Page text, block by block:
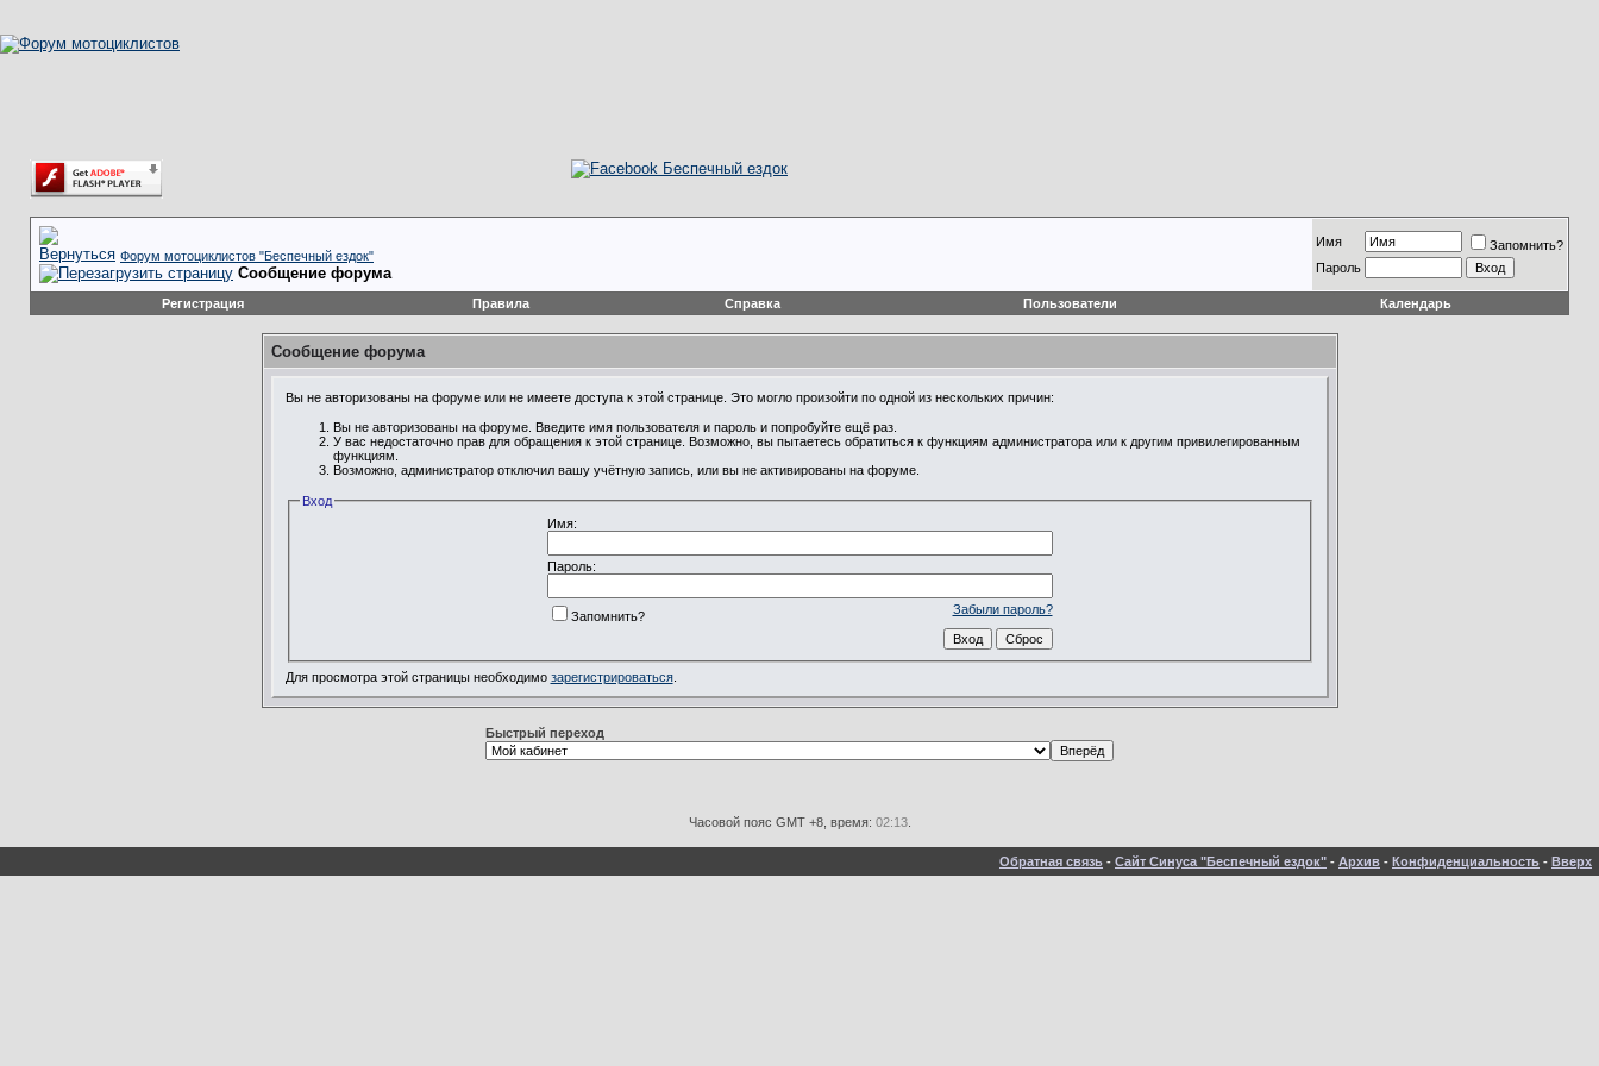
Форум мотоциклистов "Беспечный ездок"
Сообщение форума
Имя
Запомнить?
Пароль
Регистрация Правила Справка Пользователи Календарь
Сообщение форума
Вы не авторизованы на форуме или не имеете доступа к этой странице. Это могло произойти по одной из нескольких причин:
Вы не авторизованы на форуме. Введите имя пользователя и пароль и попробуйте ещё раз.
У вас недостаточно прав для обращения к этой странице. Возможно, вы пытаетесь обратиться к функциям администратора или к другим привилегированным
функциям.
Возможно, администратор отключил вашу учётную запись, или вы не активированы на форуме.
Вход
Имя:
Пароль:
Забыли пароль?
Запомнить?
Для просмотра этой страницы необходимо зарегистрироваться.
Быстрый переход
Часовой пояс GMT +8, время: 02:13.
Обратная связь - Сайт Синуса "Беспечный ездок" - Архив - Конфиденциальность - Вверх